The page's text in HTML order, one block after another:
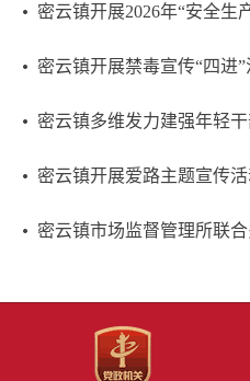
密云镇开展2026年“安全生
密云镇多维发力建强年轻
密云镇开展爱路主题宣传活